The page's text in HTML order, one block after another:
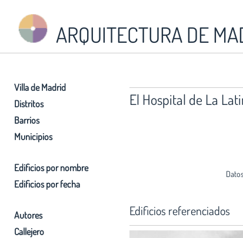
ARQUITECTURA DE
Villa de Madrid
Distritos
Barrios
Municipios
Edificios por nombre
Edificios por fecha
Autores
Callejero
El Hospital de La
Edificios referenciados